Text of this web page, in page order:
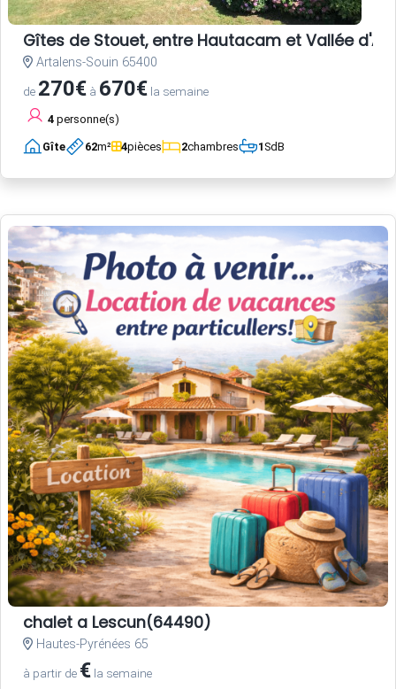
Gîtes de Stouet, entre Hautacam et Vallée
Artalens-Souin 65400
de 270€ à 670€ la semaine
4 personne(s)
Gîte 62m² 4pièces 2chambres 1SdB
chalet a Lescun(64490)
Hautes-Pyrénées 65
à partir de € la semaine